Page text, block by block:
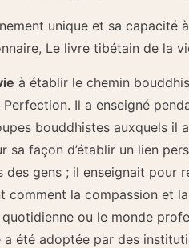
unique et sa capacité
Le livre tibétain de la
à établir le chemin
Il a enseigné
bouddhistes auxquels il
sa façon d’établir un lien
gens ; il enseignait pour
comment la compassion et
ou le monde
été adoptée par des